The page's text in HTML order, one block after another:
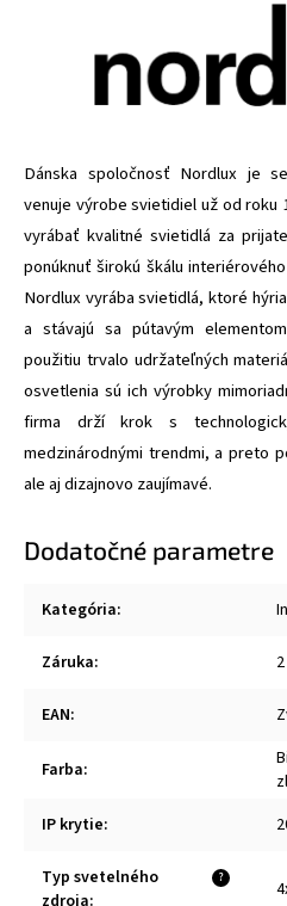
Dánska spoločnosť Nordlux je
venuje výrobe svietidiel už od roku
vyrábať kvalitné svietidlá za
ponúknuť širokú škálu
Nordlux vyrába svietidlá, ktoré
a stávajú sa pútavým
použitiu trvalo udržateľných
osvetlenia sú ich výrobky
firma drží krok s
medzinárodnými trendmi, a preto
ale aj dizajnovo zaujímavé.
Dodatočné parametre
Kategória:
Záruka:
EAN:
Farba:
IP krytie:
?
Typ svetelného
zdroja: